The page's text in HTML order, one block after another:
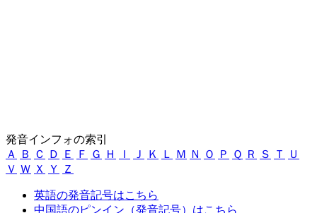
発音インフォの索引
Ａ
Ｂ Ｃ Ｄ Ｅ Ｆ Ｇ Ｈ Ｉ Ｊ Ｋ Ｌ Ｍ Ｎ Ｏ Ｐ Ｑ Ｒ Ｓ Ｔ
Ｕ
Ｖ Ｗ Ｘ Ｙ Ｚ
英語の発音記号はこちら
中国語のピンイン（発音記号）はこちら